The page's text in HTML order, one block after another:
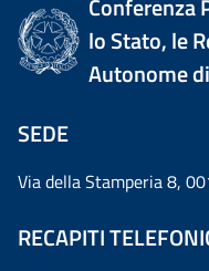
Conferenza
lo Stato, le
Autonome
SEDE
Via della Stamperia 8,
RECAPITI